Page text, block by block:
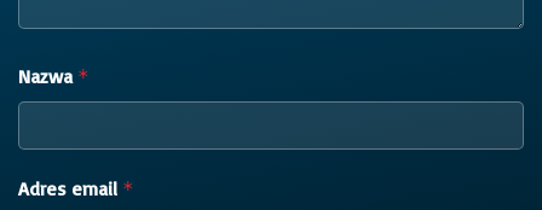
Nazwa *
Adres email *